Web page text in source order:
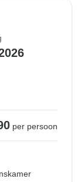
per persoon